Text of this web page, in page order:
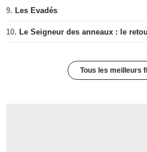
9. Les Evadés
10. Le Seigneur des anneaux : le
Tous les meilleurs